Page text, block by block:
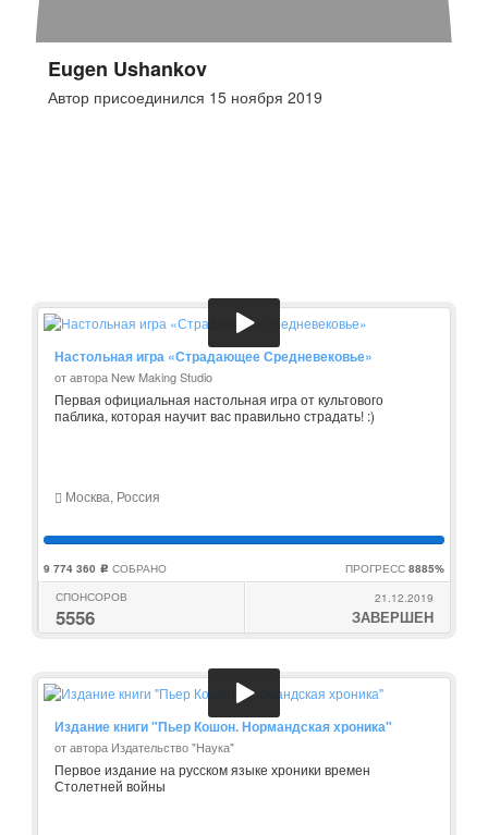
Eugen Ushankov
Автор присоединился 15 ноября 2019
Настольная игра «Страдающее Средневековье»
от автора New Making Studio
Первая официальная настольная игра от культового
паблика, которая научит вас правильно страдать! :)
Москва, Россия
9 774 360 c СОБРАНО ПРОГРЕСС 8885%
СПОНСОРОВ
5556
21.12.2019
ЗАВЕРШЕН
Издание книги "Пьер Кошон. Нормандская хроника"
от автора Издательство "Наука"
Первое издание на русском языке хроники времен
Столетней войны